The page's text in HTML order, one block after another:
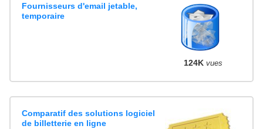
Fournisseurs d'email jetable,
temporaire
124K vues
Comparatif des solutions logiciel
de billetterie en ligne